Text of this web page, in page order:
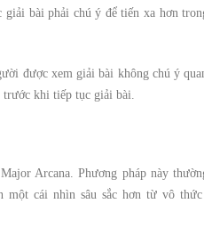
bài phải chú ý để tiến xa hơn
được xem giải bài không chú ý
trước khi tiếp tục giải bài.
Arcana. Phương pháp này
cái nhìn sâu sắc hơn từ vô